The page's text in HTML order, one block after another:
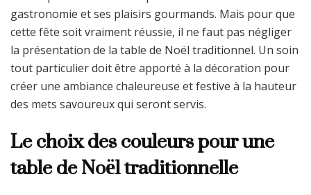
gastronomie et ses plaisirs gourmands. Mais pour que
cette fête soit vraiment réussie, il ne faut pas négliger
la présentation de la table de Noël traditionnel. Un soin
tout particulier doit être apporté à la décoration pour
créer une ambiance chaleureuse et festive à la hauteur
des mets savoureux qui seront servis.
Le choix des couleurs pour une
table de Noël traditionnelle